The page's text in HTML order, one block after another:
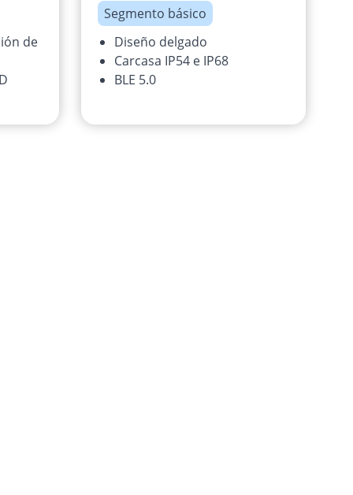
de
Segmento básico
Diseño delgado
Carcasa IP54 e IP68
BLE 5.0